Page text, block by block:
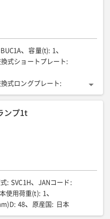
BUC1A 容量(t): 1
式ショートプレート :
式ロングプレート :
溝呼びショートプレート:
514 全幅(mm)
ンプ1t
: SVC1H JANコード :
使用荷重(t): 1
: 48 原産国 : 日本